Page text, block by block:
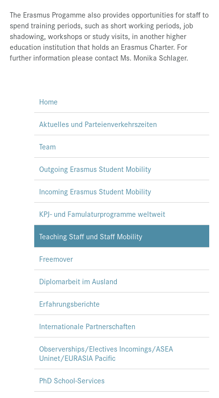
The Erasmus Progamme also provides opportunities for staff to
spend training periods, such as short working periods, job
shadowing, workshops or study visits, in another higher
education institution that holds an Erasmus Charter. For
further information please contact Ms. Monika Schlager.
Home
Aktuelles und Parteienverkehrszeiten
Team
Outgoing Erasmus Student Mobility
Incoming Erasmus Student Mobility
KPJ- und Famulaturprogramme weltweit
Teaching Staff und Staff Mobility
Freemover
Diplomarbeit im Ausland
Erfahrungsberichte
Internationale Partnerschaften
Observerships/Electives Incomings/ASEA
Uninet/EURASIA Pacific
PhD School-Services